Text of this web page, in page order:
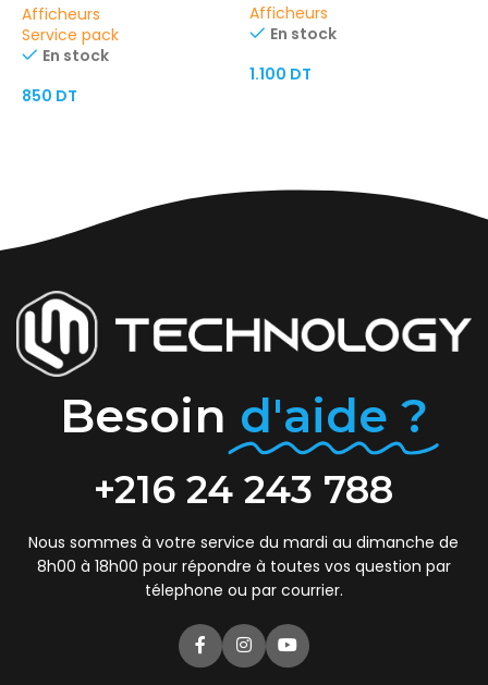
Afficheurs
Service pack
En stock
850 DT
Afficheurs
En stock
1.100 DT
Besoin d'aide ?
+216 24 243 788
Nous sommes à votre service du mardi au dimanche de
8h00 à 18h00 pour répondre à toutes vos question par
télephone ou par courrier.